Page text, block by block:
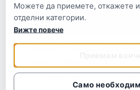
Описание
останалите герои от
Можете да приемете, откажете
отделни категории.
Само
Вижте повече